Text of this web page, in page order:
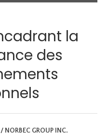
la
des
NORBEC GROUP INC.